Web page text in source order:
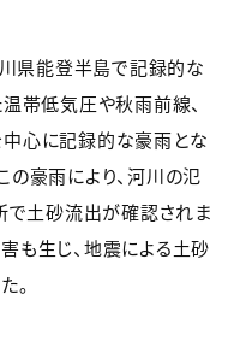
県能登半島で記録的な
帯低気圧や秋雨前線、
心に記録的な豪雨とな
の豪雨により、河川の氾
で土砂流出が確認されま
も生じ、地震による土砂
。